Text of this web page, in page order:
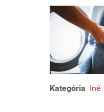
Kategória Iné